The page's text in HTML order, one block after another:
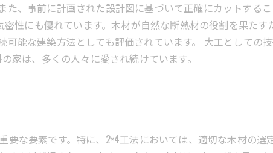
た、事前に計画された設計図に基づいて正確にカットする
密性にも優れています。木材が自然な断熱材の役割を果た
能な建築方法としても評価されています。 大工としての
家は、多くの人々に愛され続けています。
な要素です。特に、2×4工法においては、適切な木材の